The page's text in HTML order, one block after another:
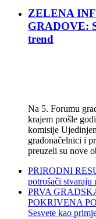
ZELENA
GRADOVE:
trend
Na 5. Forumu
krajem prošle
komisije
gradonačelnici i
preuzeli su nove
PRIRODNI
potrošači stvaraju
PRVA
POKRIVENA
Sesvete kao